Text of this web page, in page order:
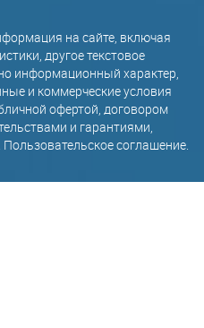
на сайте, включая
другое текстовое
информационный характер,
и коммерческие условия
офертой, договором
и гарантиями,
Пользовательское соглашение.